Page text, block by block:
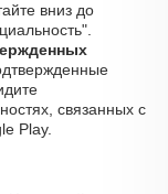
вниз до
связанных с
Play.